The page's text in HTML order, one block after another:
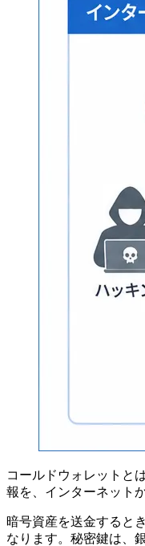
コールドウォレットと
報を、インターネット
暗号資産を送金すると
なります。秘密鍵は、